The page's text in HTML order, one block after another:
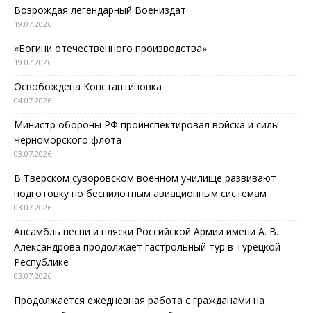
Возрождая легендарный Воениздат
19.07.2026
«Богини отечественного производства»
19.07.2026
Освобождена Константиновка
04.07.2026
Министр обороны РФ проинспектировал войска и силы
Черноморского флота
03.07.2026
В Тверском суворовском военном училище развивают
подготовку по беспилотным авиационным системам
03.07.2026
Ансамбль песни и пляски Российской Армии имени А. В.
Александрова продолжает гастрольный тур в Турецкой
Республике
03.07.2026
Продолжается ежедневная работа с гражданами на